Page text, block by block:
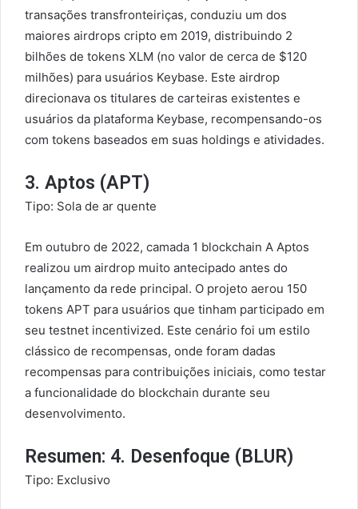
transações transfronteiriças, conduziu um dos
maiores airdrops cripto em 2019, distribuindo 2
bilhões de tokens XLM (no valor de cerca de $120
milhões) para usuários Keybase. Este airdrop
direcionava os titulares de carteiras existentes e
usuários da plataforma Keybase, recompensando-os
com tokens baseados em suas holdings e atividades.
3. Aptos (APT)
Tipo: Sola de ar quente
Em outubro de 2022, camada 1 blockchain A Aptos
realizou um airdrop muito antecipado antes do
lançamento da rede principal. O projeto aerou 150
tokens APT para usuários que tinham participado em
seu testnet incentivized. Este cenário foi um estilo
clássico de recompensas, onde foram dadas
recompensas para contribuições iniciais, como testar
a funcionalidade do blockchain durante seu
desenvolvimento.
Resumen: 4. Desenfoque (BLUR)
Tipo: Exclusivo